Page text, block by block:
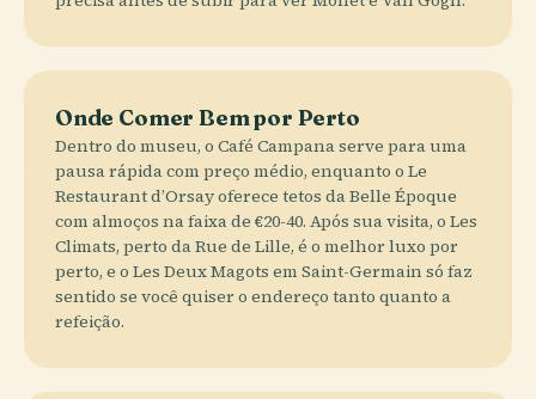
Onde Comer Bem por Perto
Dentro do museu, o Café Campana serve para uma
pausa rápida com preço médio, enquanto o Le
Restaurant d’Orsay oferece tetos da Belle Époque
com almoços na faixa de €20-40. Após sua visita, o Les
Climats, perto da Rue de Lille, é o melhor luxo por
perto, e o Les Deux Magots em Saint-Germain só faz
sentido se você quiser o endereço tanto quanto a
refeição.